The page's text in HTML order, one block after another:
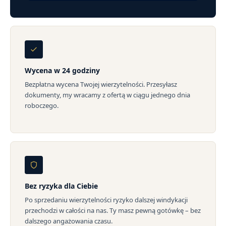
Wycena w 24 godziny
Bezpłatna wycena Twojej wierzytelności. Przesyłasz
dokumenty, my wracamy z ofertą w ciągu jednego dnia
roboczego.
Bez ryzyka dla Ciebie
Po sprzedaniu wierzytelności ryzyko dalszej windykacji
przechodzi w całości na nas. Ty masz pewną gotówkę – bez
dalszego angażowania czasu.